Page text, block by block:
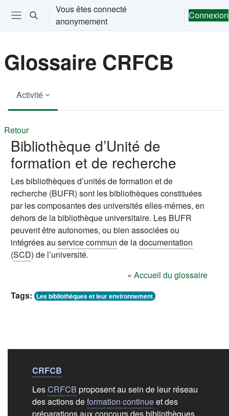
Passer au contenu principal
Ouvrir le menu de navigation
Activer/désactiver la saisie de recherche
Vous êtes connecté
anonymement
Connexion
Glossaire CRFCB
Activité
Retour
Bibliothèque d’Unité de
formation et de recherche
Les bibliothèques d’unités de formation et de
recherche (BUFR) sont les bibliothèques constituées
par les composantes des universités elles-mêmes, en
dehors de la bibliothèque universitaire. Les BUFR
peuvent être autonomes, ou bien associées ou
intégrées au service commun de ladocumentation
(SCD) de l’université.
» Accueil du glossaire
Tags: Les bibliothèques et leur environnement
Liens de bas de
CRFCB
LesCRFCB proposent au sein de leur réseau
des actions deformation continueet des